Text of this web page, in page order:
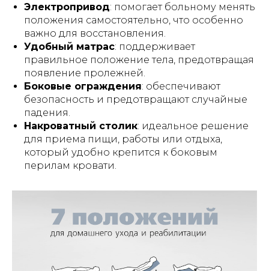
Электропривод: помогает больному менять
положения самостоятельно, что особенно
важно для восстановления.
Удобный матрас: поддерживает
правильное положение тела, предотвращая
появление пролежней.
Боковые ограждения: обеспечивают
безопасность и предотвращают случайные
падения.
Накроватный столик: идеальное решение
для приема пищи, работы или отдыха,
который удобно крепится к боковым
перилам кровати.